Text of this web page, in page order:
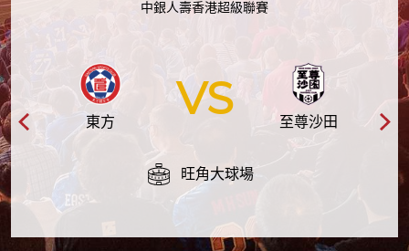
中銀人壽香港超級聯賽
VS
東方 至尊沙田
旺角大球場